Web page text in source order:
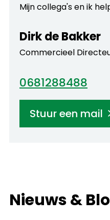
Mijn collega's en ik
Dirk de Bakker
Commercieel
0681288488
Stuur een mail
Nieuws &